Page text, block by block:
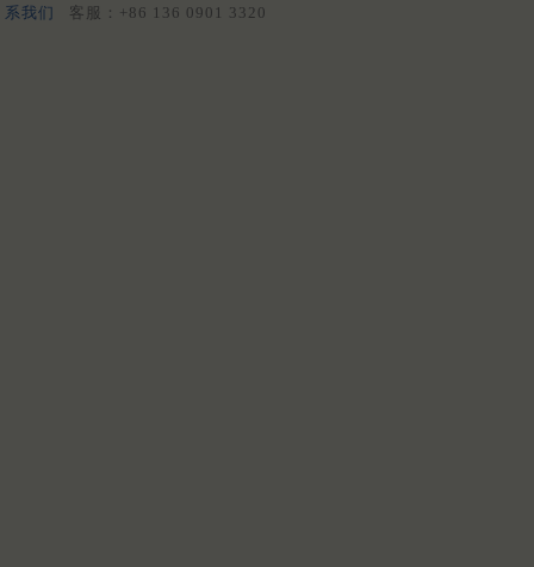
系我们
客服：+86 136 0901 3320